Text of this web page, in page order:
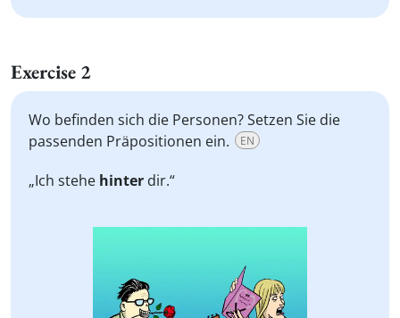
Exercise 2
Wo befinden sich die Personen? Setzen Sie die
passenden Präpositionen ein.
EN
„Ich stehe hinter dir.“